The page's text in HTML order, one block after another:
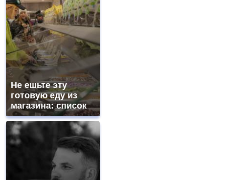
Не ешьте эту
готовую еду из
магазина: список